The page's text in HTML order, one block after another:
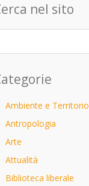
nel sito
Ambiente e Territorio
Antropologia
Arte
Attualità
Biblioteca liberale